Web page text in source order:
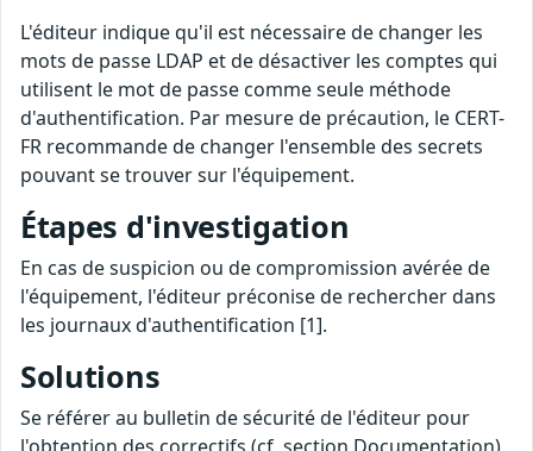
L'éditeur indique qu'il est nécessaire de changer les
mots de passe LDAP et de désactiver les comptes qui
utilisent le mot de passe comme seule méthode
d'authentification. Par mesure de précaution, le CERT-
FR recommande de changer l'ensemble des secrets
pouvant se trouver sur l'équipement.
Étapes d'investigation
En cas de suspicion ou de compromission avérée de
l'équipement, l'éditeur préconise de rechercher dans
les journaux d'authentification [1].
Solutions
Se référer au bulletin de sécurité de l'éditeur pour